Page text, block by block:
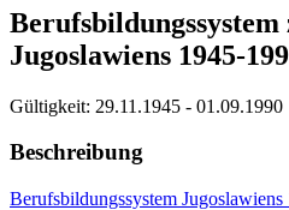
Jugoslawiens 1945-
Gültigkeit: 29.11.1945 - 01.09.1990
Beschreibung
Berufsbildungssystem Jugoslawiens